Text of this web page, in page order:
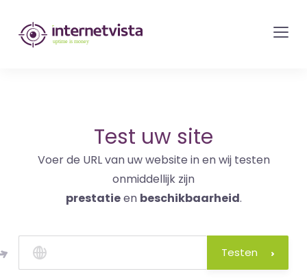
internetvista
monitoring
en
internetdiensten
Uptime
is
money
Test uw site
Voer de URL van uw website in en wij testen
onmiddellijk zijn
prestatieen beschikbaarheid.
Testen